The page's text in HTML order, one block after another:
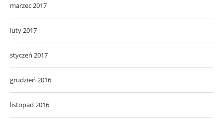
marzec 2017
luty 2017
styczeń 2017
grudzień 2016
listopad 2016